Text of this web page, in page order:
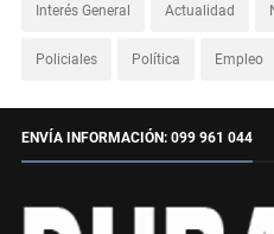
Interés General Actualidad
Policiales Política Empleo
ENVÍA INFORMACIÓN: 099 961 044